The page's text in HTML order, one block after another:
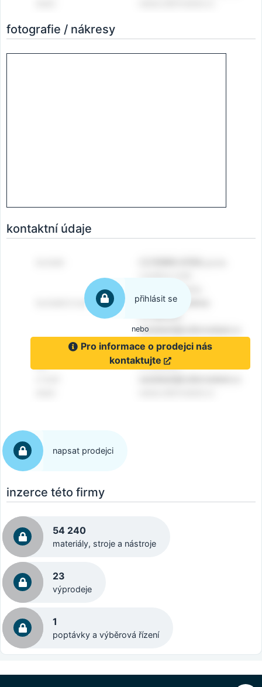
fotografie / nákresy
kontaktní údaje
přihlásit se
nebo
Pro informace o prodejci nás
kontaktujte
napsat prodejci
inzerce této firmy
54 240
materiály, stroje a nástroje
23
výprodeje
1
poptávky a výběrová řízení